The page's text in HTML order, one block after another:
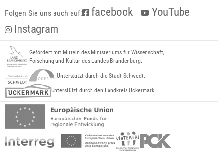
Folgen Sie uns auch auf: facebook
YouTube
Instagram
Gefördert mit Mitteln des Ministeriums für Wissenschaft,
Forschung und Kultur des Landes Brandenburg.
Unterstützt durch die Stadt Schwedt.
Unterstützt durch den Landkreis Uckermark.